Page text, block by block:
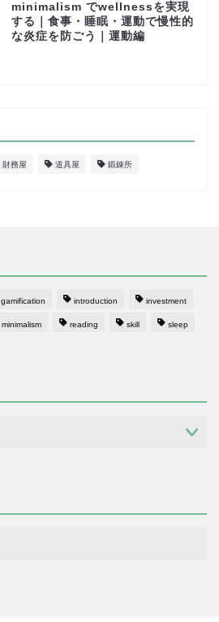
minimalism でwellnessを実現
する｜食事・睡眠・運動で慢性的
な炎症を防ごう｜運動編
財務屋 道具屋 鍛錬所
gamification introduction investment
minimalism reading skill sleep